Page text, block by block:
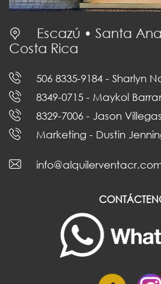
Escazú • Santa
Costa Rica
506 8335-9184 - Sharlyn
8349-0715 - Maykol
8329-7006 - Jason Villegas
Marketing - Dustin